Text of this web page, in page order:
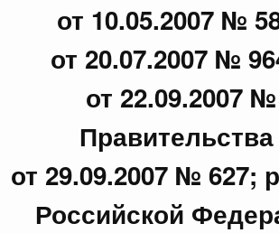
от 10.05.2007 №
от 20.07.2007 №
от 22.09.2007
от 29.09.2007 № 627;
Российской
единых принципах и правилах
медицинского назначения и
экономического союза от
Правительства
№ 926
ратификацию Соглашения между
и Правительством